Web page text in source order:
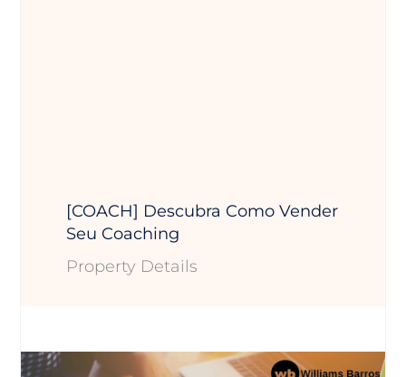
[COACH] Descubra Como Vender
Seu Coaching
Property Details